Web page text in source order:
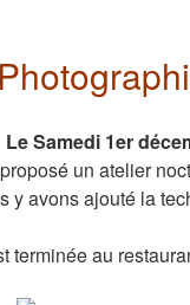
Le Samedi 1er
un atelier
y avons ajouté la
terminée au